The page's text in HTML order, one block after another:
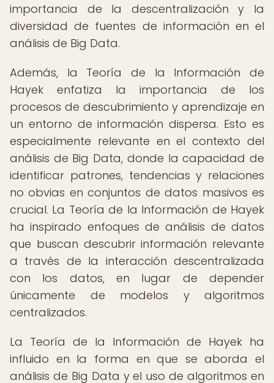
importancia de la descentralización y la
diversidad de fuentes de información en el
análisis de Big Data.
Además, la Teoría de la Información de
Hayek enfatiza la importancia de los
procesos de descubrimiento y aprendizaje en
un entorno de información dispersa. Esto es
especialmente relevante en el contexto del
análisis de Big Data, donde la capacidad de
identificar patrones, tendencias y relaciones
no obvias en conjuntos de datos masivos es
crucial. La Teoría de la Información de Hayek
ha inspirado enfoques de análisis de datos
que buscan descubrir información relevante
a través de la interacción descentralizada
con los datos, en lugar de depender
únicamente de modelos y algoritmos
centralizados.
La Teoría de la Información de Hayek ha
influido en la forma en que se aborda el
análisis de Big Data y el uso de algoritmos en